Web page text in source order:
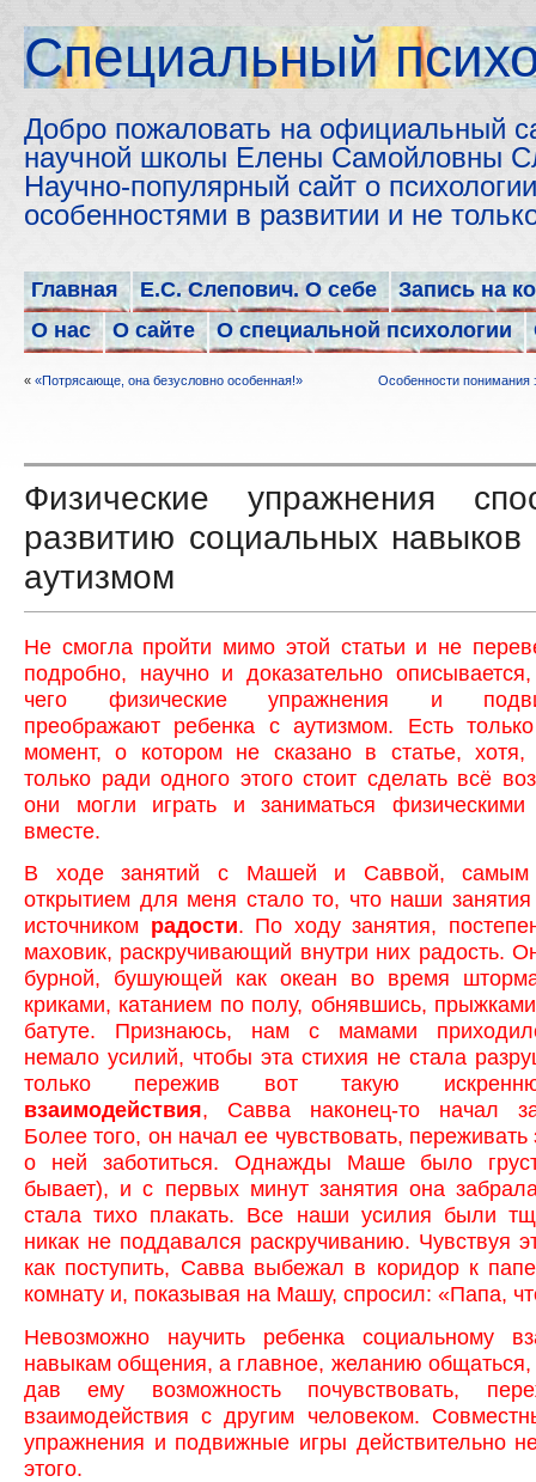
Cпециальный
Добро пожаловать на официальный
научной школы Елены Самойловны
Научно-популярный сайт о
особенностями в развитии и не
Главная Е.С. Слепович. О себе
Запись на
О нас
О сайте О специальной психологии
« «Потрясающе, она безусловно особенная!» Особенности
Физические упражнения
развитию социальных навыков
аутизмом
Не смогла пройти мимо этой статьи и не
подробно, научно и доказательно
чего физические упражнения и
преображают ребенка с аутизмом. Есть
момент, о котором не сказано в статье,
только ради одного этого стоит сделать всё
они могли играть и заниматься физическими
вместе.
В ходе занятий с Машей и Саввой, самым
открытием для меня стало то, что наши
источником радости. По ходу занятия,
маховик, раскручивающий внутри них радость.
бурной, бушующей как океан во время
криками, катанием по полу, обнявшись,
батуте. Признаюсь, нам с мамами
немало усилий, чтобы эта стихия не стала
только пережив вот такую
взаимодействия, Савва наконец-то начал
Более того, он начал ее чувствовать, переживать
о ней заботиться. Однажды Маше было
бывает), и с первых минут занятия она
стала тихо плакать. Все наши усилия были
никак не поддавался раскручиванию. Чувствуя
как поступить, Савва выбежал в коридор к
комнату и, показывая на Машу, спросил: «Папа,
Невозможно научить ребенка социальному
навыкам общения, а главное, желанию
дав ему возможность почувствовать,
взаимодействия с другим человеком.
упражнения и подвижные игры действительно
этого.